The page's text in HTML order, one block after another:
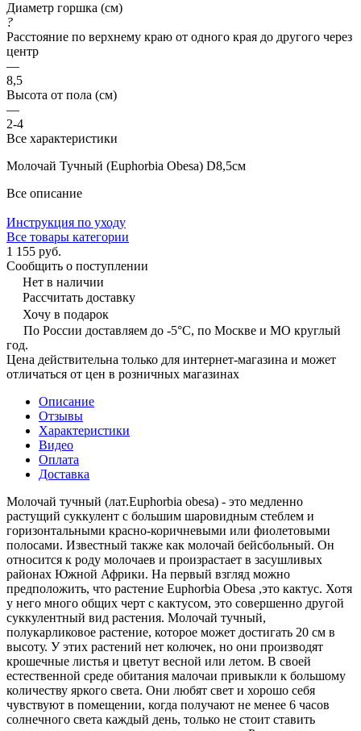
Диаметр горшка (см)
?
Расстояние по верхнему краю от одного края до другого через
центр
—
8,5
Высота от пола (см)
—
2-4
Все характеристики
Молочай Тучный (Euphorbia Obesa) D8,5см
Все описание
Инструкция по уходу
Все товары категории
1 155 руб.
Сообщить о поступлении
Нет в наличии
Рассчитать доставку
Хочу в подарок
По России доставляем до -5°C, по Москве и МО круглый
год.
Цена действительна только для интернет-магазина и может
отличаться от цен в розничных магазинах
Описание
Отзывы
Характеристики
Видео
Оплата
Доставка
Молочай тучный (лат.Euphorbia obesa) - это медленно
растущий суккулент с большим шаровидным стеблем и
горизонтальными красно-коричневыми или фиолетовыми
полосами. Известный также как молочай бейсбольный. Он
относится к роду молочаев и произрастает в засушливых
районах Южной Африки. На первый взгляд можно
предположить, что растение Euphorbia Obesa ,это кактус. Хотя
у него много общих черт с кактусом, это совершенно другой
суккулентный вид растения. Молочай тучный,
полукарликовое растение, которое может достигать 20 см в
высоту. У этих растений нет колючек, но они производят
крошечные листья и цветут весной или летом. В своей
естественной среде обитания малочаи привыкли к большому
количеству яркого света. Они любят свет и хорошо себя
чувствуют в помещении, когда получают не менее 6 часов
солнечного света каждый день, только не стоит ставить